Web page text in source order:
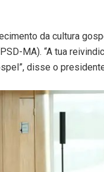
da cultura
MA). “A tua
disse o